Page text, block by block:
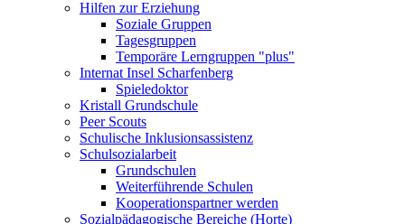
Hilfen zur Erziehung
Soziale Gruppen
Tagesgruppen
Temporäre Lerngruppen "plus"
Internat Insel Scharfenberg
Spieledoktor
Kristall Grundschule
Peer Scouts
Schulische Inklusionsassistenz
Schulsozialarbeit
Grundschulen
Weiterführende Schulen
Kooperationspartner werden
Sozialpädagogische Bereiche (Horte)